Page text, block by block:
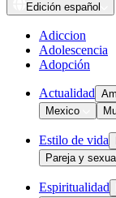
Edición español
Adiccion
Adolescencia
Adopción
Actualidad
Mexico
Estilo de vida
Pareja y
Espiritualidad